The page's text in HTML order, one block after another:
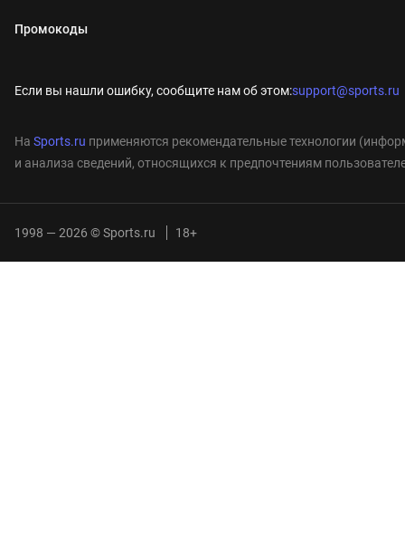
Промокоды
Если вы нашли ошибку, сообщите нам об этом:support@sports.ru
На Sports.ru применяются рекомендательные технологии
и анализа сведений, относящихся к предпочтениям
1998 — 2026 © Sports.ru 18+